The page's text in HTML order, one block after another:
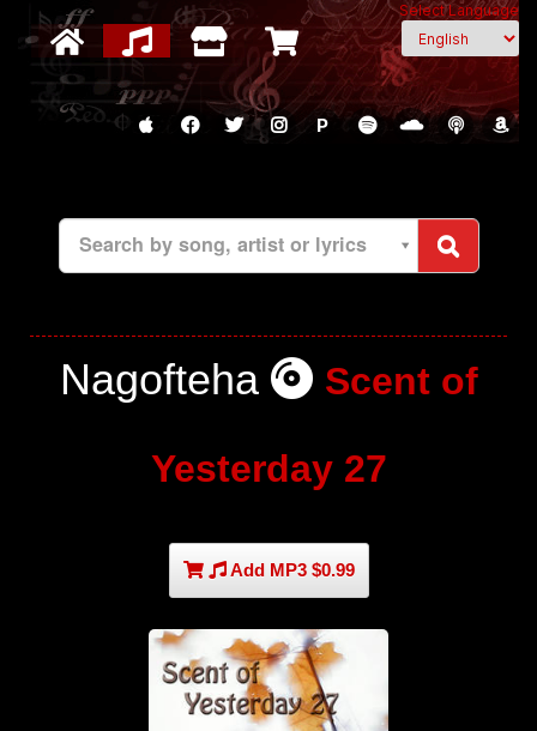
Select Language
P
Search by song, artist or lyrics
Nagofteha Scent of
Yesterday 27
Add MP3 $0.99